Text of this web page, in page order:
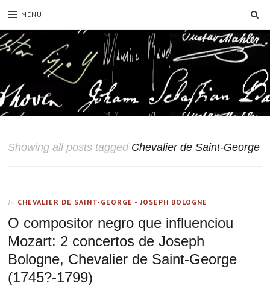
MENU
Showing all posts tagged Chevalier de Saint-George
In CHEVALIER DE SAINT-GEORGE - JOSEPH BOLOGNE
O compositor negro que influenciou
Mozart: 2 concertos de Joseph
Bologne, Chevalier de Saint-George
(1745?-1799)